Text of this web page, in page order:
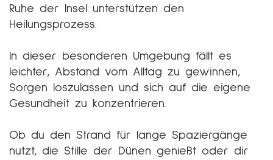
Ruhe der Insel unterstützen den
Heilungsprozess.
In dieser besonderen Umgebung fällt es
leichter, Abstand vom Alltag zu gewinnen,
Sorgen loszulassen und sich auf die eigene
Gesundheit zu konzentrieren.
Ob du den Strand für lange Spaziergänge
nutzt, die Stille der Dünen genießt oder dir